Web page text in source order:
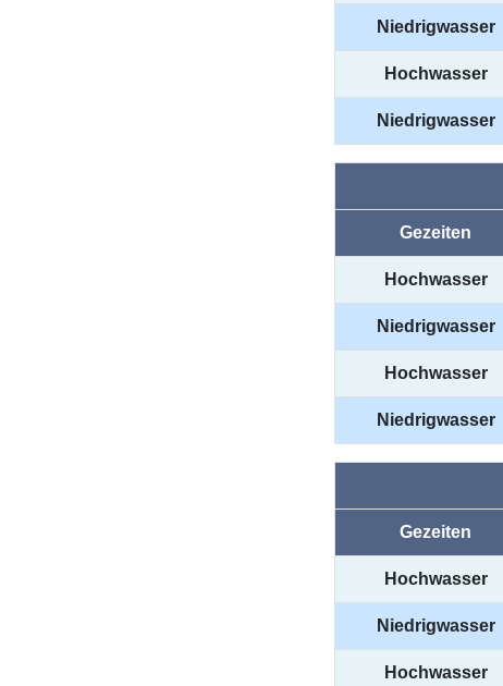
Niedrigwasser
Hochwasser
Niedrigwasser
Gezeiten
Hochwasser
Niedrigwasser
Hochwasser
Niedrigwasser
Gezeiten
Hochwasser
Niedrigwasser
Hochwasser